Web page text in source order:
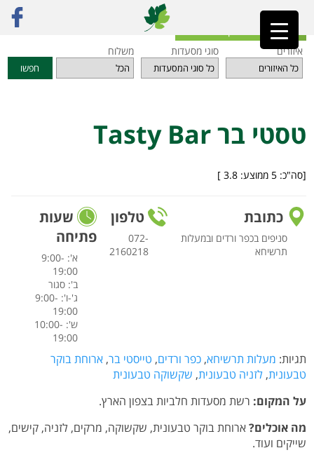
ראשי»מסעדות
חזרה לאינדקס המסעדות
איזורים
סוגי מסעדות משלוח
חפשו
טסטי בר Tasty Bar
[סה"כ: 5 ממוצע: 3.8
]
כתובת
סניפים בכפר ורדים ובמעלות
תרשיחא
טלפון
072-
2160218
שעות
פתיחה
א': 9:00-
19:00
ב': סגור
ג'-ו': 9:00-
19:00
ש': 10:00-
19:00
תגיות: מעלות תרשיחא, כפר ורדים, טייסטי בר, ארוחת בוקר
טבעונית, לזניה טבעונית, שקשוקה טבעונית
על המקום: רשת מסעדות חלביות בצפון הארץ.
מה אוכלים?ארוחת בוקר טבעונית, שקשוקה, מרקים, לזניה, קישים,
שייקים ועוד.